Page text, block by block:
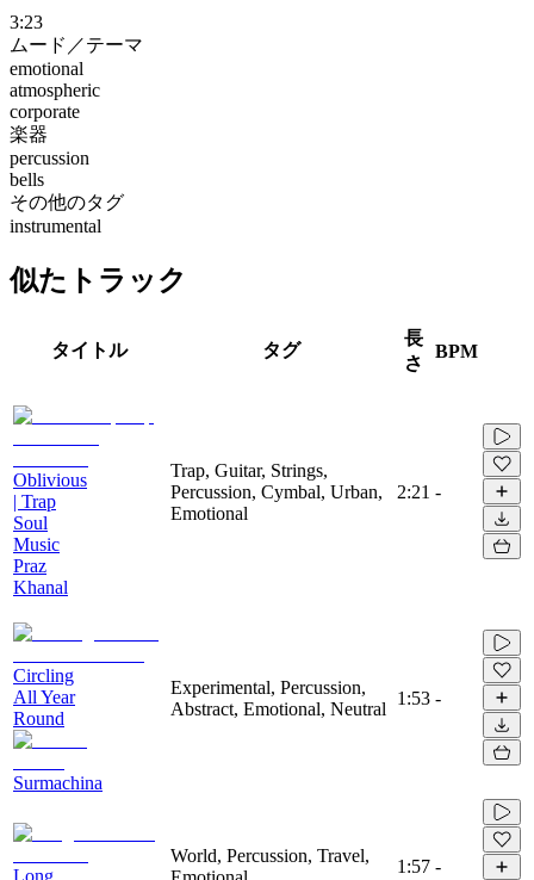
3:23
ムード／テーマ
emotional
atmospheric
corporate
楽器
percussion
bells
その他のタグ
instrumental
似たトラック
タイトル タグ
長
さ
BPM
Oblivious
| Trap
Soul
Music
Praz
Khanal
Trap, Guitar, Strings,
Percussion, Cymbal, Urban,
Emotional
2:21 -
Circling
All Year
Round
Surmachina
Experimental, Percussion,
Abstract, Emotional, Neutral
1:53 -
Long
World, Percussion, Travel,
1:57 -